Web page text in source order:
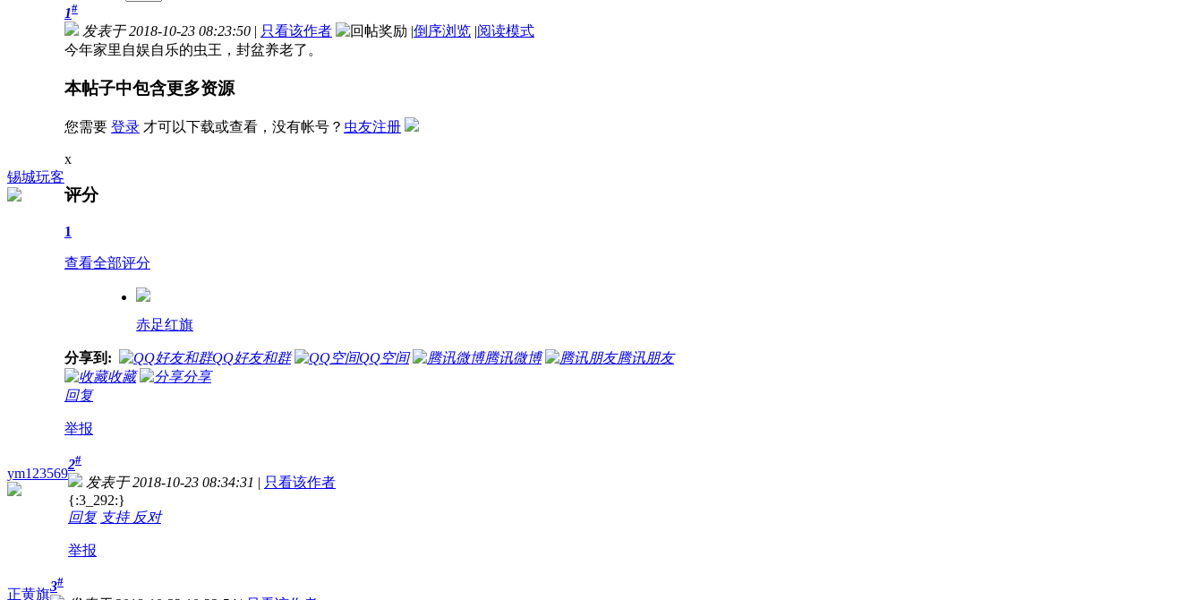
锡城玩客
1#
发表于 2018-10-23 08:23:50 | 只看该作者 |倒序浏览 |阅读模式
今年家里自娱自乐的虫王，封盆养老了。
本帖子中包含更多资源
您需要 登录 才可以下载或查看，没有帐号？ 虫友注册
x
评分
1
查看全部评分
赤足红旗
分享到: QQ好友和群 QQ空间 腾讯微博
腾讯朋友
收藏
分享
回复
举报
ym123569
2#
发表于 2018-10-23 08:34:31 | 只看该作者
{:3_292:}
回复 支持 反对
举报
正黄旗
3#